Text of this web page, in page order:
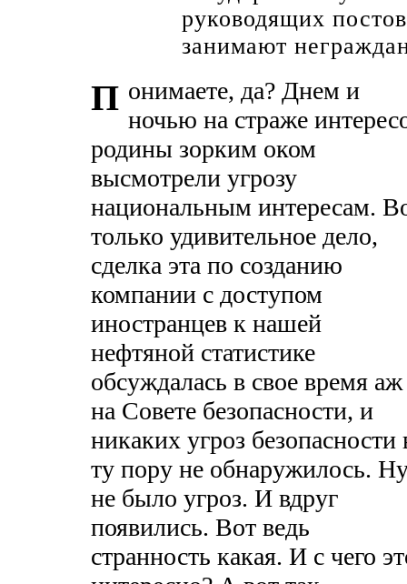
руководящих
занимают
П онимаете, да? Днем и
ночью на страже
родины зорким оком
высмотрели угрозу
национальным интересам.
только удивительное дело,
сделка эта по созданию
компании с доступом
иностранцев к нашей
нефтяной статистике
обсуждалась в свое время аж
на Совете безопасности, и
никаких угроз безопасности
ту пору не обнаружилось.
не было угроз. И вдруг
появились. Вот ведь
странность какая. И с чего